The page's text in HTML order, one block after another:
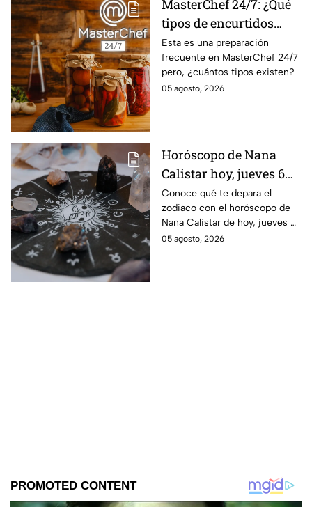
MasterChef 24/7: ¿Qué
tipos de encurtidos
hay?
Esta es una preparación
frecuente en MasterChef 24/7
pero, ¿cuántos tipos existen?
05 agosto, 2026
Horóscopo de Nana
Calistar hoy, jueves 6
de agosto: a estos
signos se les abren las
puertas del dinero
Conoce qué te depara el
zodiaco con el horóscopo de
Nana Calistar de hoy, jueves 6
de agosto. ¿Será dinero o
05 agosto, 2026